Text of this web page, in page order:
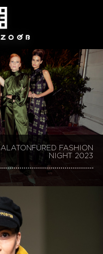
FASHION NIGHT
FASHION
NIGHT 2023
FASHION NIGHT
FASHION NIGHT
SZÉCHENYI 2020